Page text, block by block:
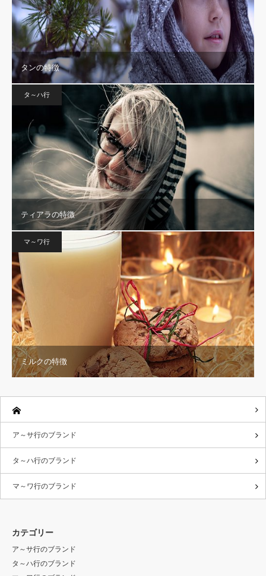
タンの特徴
タ～ハ行
ティアラの特徴
マ～ワ行
ミルクの特徴
ア～サ行のブランド
タ～ハ行のブランド
マ～ワ行のブランド
カテゴリー
ア～サ行のブランド
タ～ハ行のブランド